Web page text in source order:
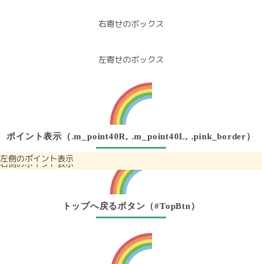
右寄せのボックス
左寄せのボックス
ポイント表示（.m_point40R, .m_point40L, .pink_border）
右側のポイント表示
左側のポイント表示
トップへ戻るボタン（#TopBtn）